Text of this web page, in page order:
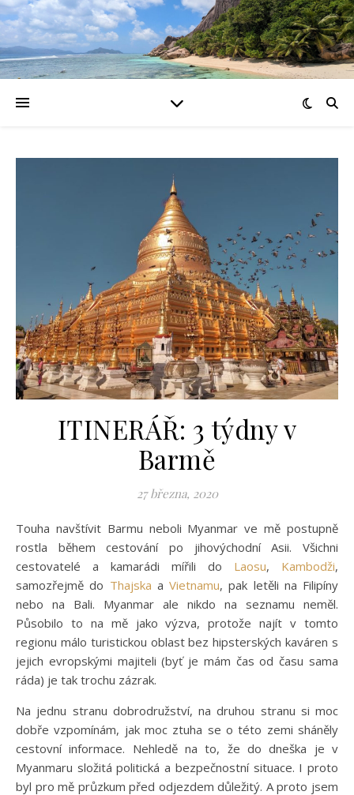
ITINERÁŘ: 3 týdny v
Barmě
27 března, 2020
Touha navštívit Barmu neboli Myanmar ve mě postupně
rostla během cestování po jihovýchodní Asii. Všichni
cestovatelé a kamarádi mířili do Laosu, Kambodži,
samozřejmě do Thajska a Vietnamu, pak letěli na Filipíny
nebo na Bali. Myanmar ale nikdo na seznamu neměl.
Působilo to na mě jako výzva, protože najít v tomto
regionu málo turistickou oblast bez hipsterských kaváren s
jejich evropskými majiteli (byť je mám čas od času sama
ráda) je tak trochu zázrak.
Na jednu stranu dobrodružství, na druhou stranu si moc
dobře vzpomínám, jak moc ztuha se o této zemi sháněly
cestovní informace. Nehledě na to, že do dneška je v
Myanmaru složitá politická a bezpečnostní situace. I proto
byl pro mě průzkum před odjezdem důležitý. A proto jsem